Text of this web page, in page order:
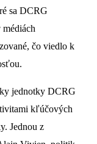
sa DCRG
médiách
čo viedlo k
jednotky DCRG
kľúčových
Jednou z